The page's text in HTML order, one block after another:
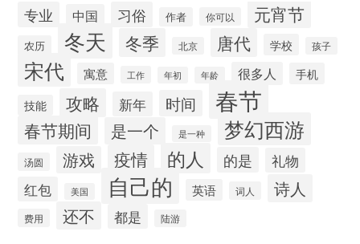
专业 中国 习俗 作者 你可以 元宵节
农历 冬天 冬季 北京 唐代 学校 孩子
宋代 寓意 工作 年初 年龄 很多人 手机
技能 攻略 新年 时间 春节
春节期间 是一个 是一种 梦幻西游
汤圆 游戏 疫情 的人 的是
礼物
红包
美国 自己的 英语 词人 诗人
费用 还不 都是 陆游